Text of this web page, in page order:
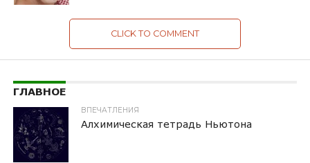
CLICK TO COMMENT
ГЛАВНОЕ
ВПЕЧАТЛЕНИЯ
Алхимическая тетрадь Ньютона